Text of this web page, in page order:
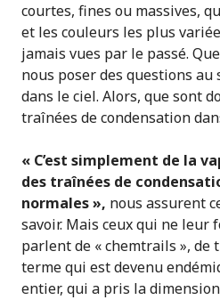
courtes, fines ou massives,
et les couleurs les plus
jamais vues par le passé.
nous poser des questions au
dans le ciel. Alors, que sont
traînées de condensation
« C’est simplement de la
des traînées de
normales », nous assurent
savoir. Mais ceux qui ne leur
parlent de « chemtrails », de
terme qui est devenu
entier, qui a pris la